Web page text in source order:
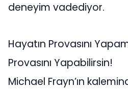
deneyim vadediyor.
Hayatın Provasını
Provasını Yapabilirsin!
Michael Frayn’ın